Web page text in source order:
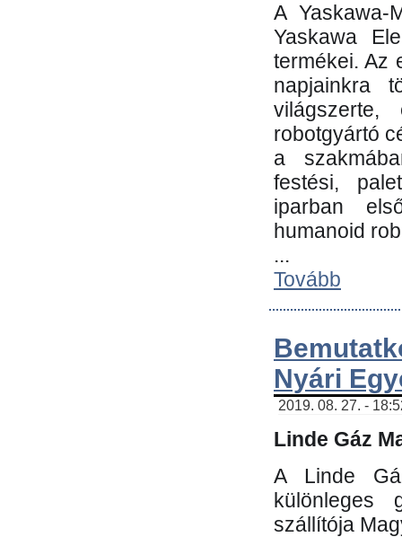
A Yaskawa-
Yaskawa
termékei. Az
napjainkra
robotgyártó
a
festési,
iparban
humanoid
...
Tovább
Nyári
2019. 08. 27. -
Linde Gáz
A Linde
különleges
szállítója